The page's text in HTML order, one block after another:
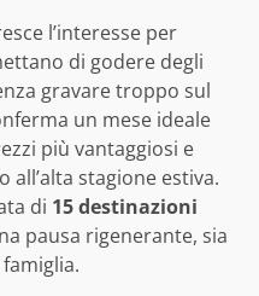
l’interesse per
di godere degli
gravare troppo sul
un mese ideale
più vantaggiosi e
stagione estiva.
di 15 destinazioni
pausa rigenerante, sia